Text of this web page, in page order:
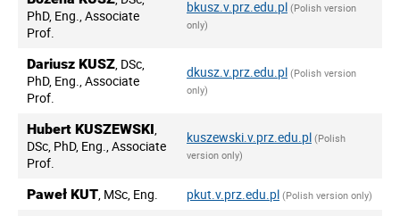
PhD, Eng., Associate
Prof.
bkusz.v.prz.edu.pl (Polish version
only)
Dariusz KUSZ, DSc,
PhD, Eng., Associate
Prof.
dkusz.v.prz.edu.pl (Polish version
only)
Hubert KUSZEWSKI,
DSc, PhD, Eng., Associate
Prof.
kuszewski.v.prz.edu.pl (Polish
version only)
Paweł KUT, MSc, Eng. pkut.v.prz.edu.pl (Polish version only)